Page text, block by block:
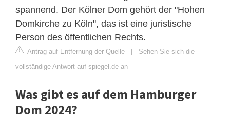
spannend. Der Kölner Dom gehört der "Hohen
Domkirche zu Köln", das ist eine juristische
Person des öffentlichen Rechts.
Antrag auf Entfernung der Quelle | Sehen Sie sich die
vollständige Antwort auf spiegel.de an
Was gibt es auf dem Hamburger
Dom 2024?